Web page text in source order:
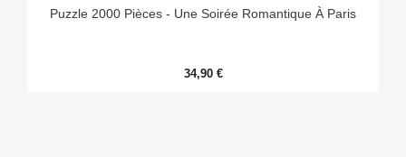
Puzzle 2000 Pièces - Une Soirée Romantique À Paris
34,90 €